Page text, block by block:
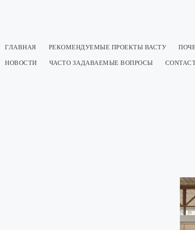
ГЛАВНАЯ РЕКОМЕНДУЕМЫЕ ПРОЕКТЫ ВАСТУ
НОВОСТИ ЧАСТО ЗАДАВАЕМЫЕ ВОПРОСЫ